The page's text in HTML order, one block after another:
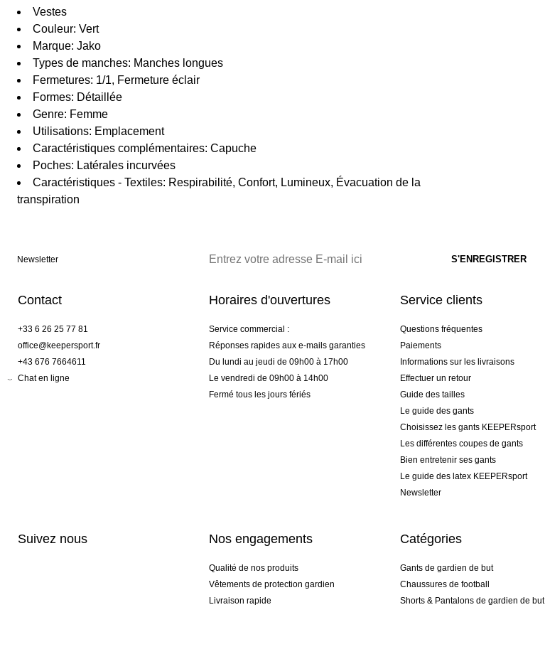
Vestes
Couleur: Vert
Marque: Jako
Types de manches: Manches longues
Fermetures: 1/1, Fermeture éclair
Formes: Détaillée
Genre: Femme
Utilisations: Emplacement
Caractéristiques complémentaires: Capuche
Poches: Latérales incurvées
Caractéristiques - Textiles: Respirabilité, Confort, Lumineux, Évacuation de la
transpiration
Newsletter
Contact
+33 6 26 25 77 81
office@keepersport.fr
+43 676 7664611
Chat en ligne
Horaires d'ouvertures
Service commercial :
Réponses rapides aux e-mails garanties
Du lundi au jeudi de 09h00 à 17h00
Le vendredi de 09h00 à 14h00
Fermé tous les jours fériés
Service clients
Questions fréquentes
Paiements
Informations sur les livraisons
Effectuer un retour
Guide des tailles
Le guide des gants
Choisissez les gants KEEPERsport
Les différentes coupes de gants
Bien entretenir ses gants
Le guide des latex KEEPERsport
Newsletter
Suivez nous Nos engagements
Qualité de nos produits
Vêtements de protection gardien
Livraison rapide
Catégories
Gants de gardien de but
Chaussures de football
Shorts & Pantalons de gardien de but